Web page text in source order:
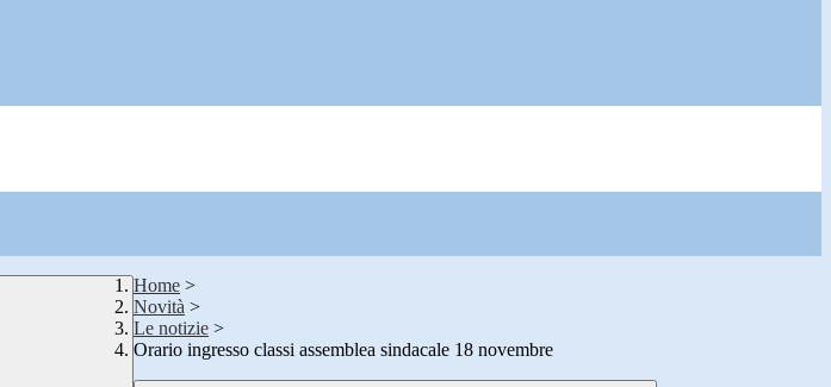
Home >
Novità >
Le notizie >
Orario ingresso classi assemblea sindacale 18 novembre